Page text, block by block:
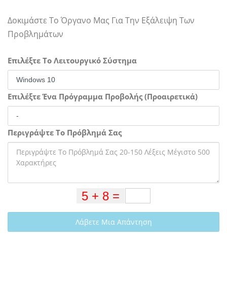
Δοκιμάστε Το Όργανο Μας Για Την Εξάλειψη Των
Προβλημάτων
Επιλέξτε Το Λειτουργικό Σύστημα
Επιλέξτε Ένα Πρόγραμμα Προβολής (Προαιρετικά)
Περιγράψτε Το Πρόβλημά Σας
Λάβετε Μια Απάντηση